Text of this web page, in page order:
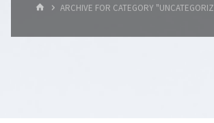
HOMEARCHIVE FOR CATEGORY